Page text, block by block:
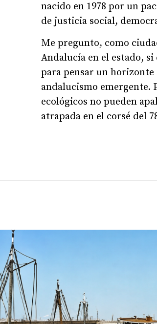
nacido en 1978 por un
de justicia social,
Me pregunto, como
Andalucía en el estado,
para pensar un
andalucismo emergente.
ecológicos no pueden
atrapada en el corsé del